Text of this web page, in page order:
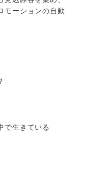
モーションの自動
で生きている